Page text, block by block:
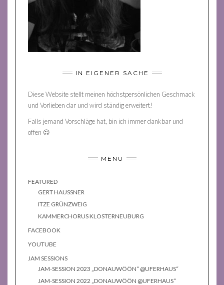
IN EIGENER SACHE
Diese Website stellt meinen höchstpersönlichen Geschmack
und Vorlieben dar und wird ständig erweitert!
Falls jemand Vorschläge hat, bin ich immer dankbar und
offen 😉
MENU
FEATURED
GERT HAUSSNER
ITZE GRÜNZWEIG
KAMMERCHORUS KLOSTERNEUBURG
FACEBOOK
YOUTUBE
JAM SESSIONS
JAM-SESSION 2023 „DONAUWÖÖN“ @UFERHAUS“
JAM-SESSION 2022 „DONAUWÖÖN @UFERHAUS“